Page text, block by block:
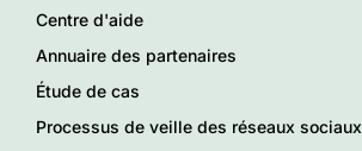
Centre d'aide
Annuaire des partenaires
Étude de cas
Processus de veille des réseaux sociaux